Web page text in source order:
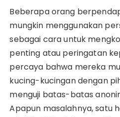
Beberapa orang
mungkin menggunakan
sebagai cara untuk
penting atau peringatan
percaya bahwa mereka
kucing-kucingan dengan
menguji batas-batas
Apapun masalahnya, satu